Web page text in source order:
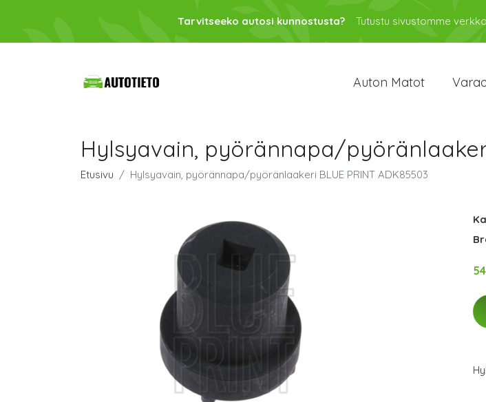
Tarvitseeko autosi kunnostusta? Tutustu sivustomme
Auton Matot
Hylsyavain, pyörännapa/pyöränlaakeri
Etusivu Hylsyavain, pyörännapa/pyöränlaakeri BLUE PRINT ADK85503